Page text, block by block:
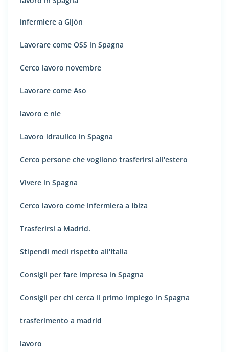
infermiere a Gijòn
Lavorare come OSS in Spagna
Cerco lavoro novembre
Lavorare come Aso
lavoro e nie
Lavoro idraulico in Spagna
Cerco persone che vogliono trasferirsi all'estero
Vivere in Spagna
Cerco lavoro come infermiera a Ibiza
Trasferirsi a Madrid.
Stipendi medi rispetto all'Italia
Consigli per fare impresa in Spagna
Consigli per chi cerca il primo impiego in Spagna
trasferimento a madrid
lavoro